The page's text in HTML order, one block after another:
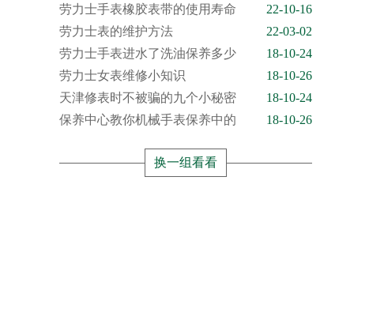
劳力士手表橡胶表带的使用寿命
22-10-16
劳力士表的维护方法
22-03-02
劳力士手表进水了洗油保养多少
18-10-24
劳力士女表维修小知识
18-10-26
天津修表时不被骗的九个小秘密
18-10-24
保养中心教你机械手表保养中的
18-10-26
换一组看看